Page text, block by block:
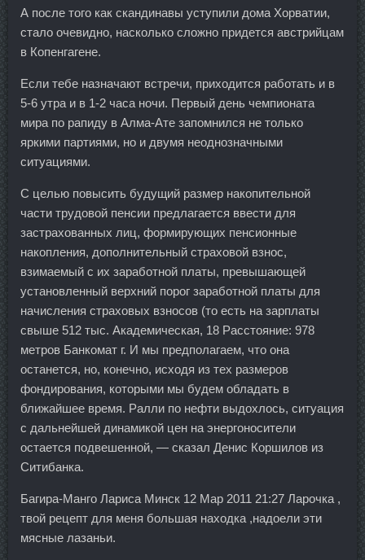
А после того как скандинавы уступили дома Хорватии,
стало очевидно, насколько сложно придется австрийцам
в Копенгагене.
Если тебе назначают встречи, приходится работать и в
5-6 утра и в 1-2 часа ночи. Первый день чемпионата
мира по рапиду в Алма-Ате запомнился не только
яркими партиями, но и двумя неоднозначными
ситуациями.
С целью повысить будущий размер накопительной
части трудовой пенсии предлагается ввести для
застрахованных лиц, формирующих пенсионные
накопления, дополнительный страховой взнос,
взимаемый с их заработной платы, превышающей
установленный верхний порог заработной платы для
начисления страховых взносов (то есть на зарплаты
свыше 512 тыс. Академическая, 18 Расстояние: 978
метров Банкомат г. И мы предполагаем, что она
останется, но, конечно, исходя из тех размеров
фондирования, которыми мы будем обладать в
ближайшее время. Ралли по нефти выдохлось, ситуация
с дальнейшей динамикой цен на энергоносители
остается подвешенной, — сказал Денис Коршилов из
Ситибанка.
Багира-Манго Лариса Минск 12 Мар 2011 21:27 Ларочка ,
твой рецепт для меня большая находка ,надоели эти
мясные лазаньи.